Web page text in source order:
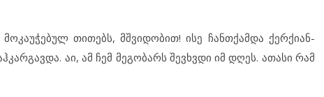
თითებს, მშვიდობით! ისე ჩანთქამდა ქერქიან-
აი, ამ ჩემ მეგობარს შევხვდი იმ დღეს. ათასი რამ